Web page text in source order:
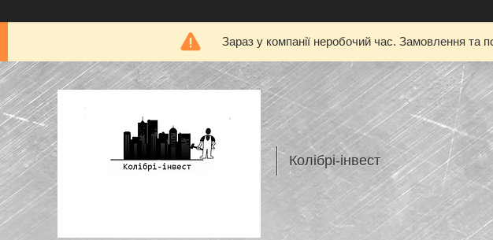
Зараз у компанії неробочий час. Замовлення та
Колібрі-інвест